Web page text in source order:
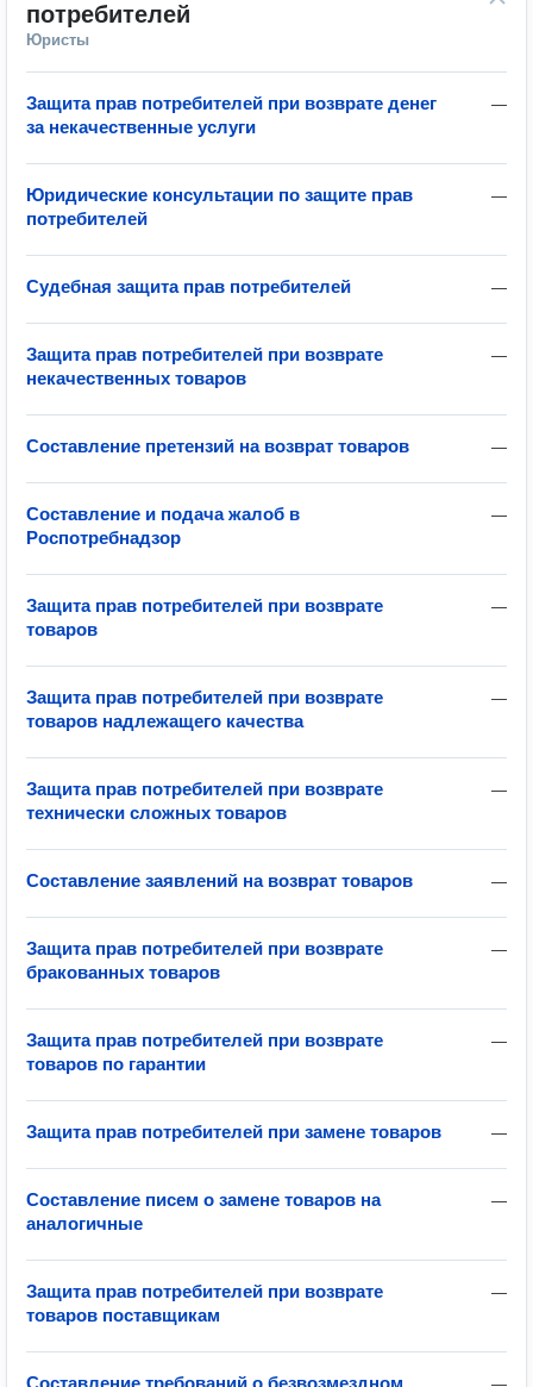
потребителей
Юристы
—
Защита прав потребителей при возврате денег
за некачественные услуги
—
Юридические консультации по защите прав
потребителей
—
Судебная защита прав потребителей
—
Защита прав потребителей при возврате
некачественных товаров
—
Составление претензий на возврат товаров
—
Составление и подача жалоб в
Роспотребнадзор
—
Защита прав потребителей при возврате
товаров
—
Защита прав потребителей при возврате
товаров надлежащего качества
—
Защита прав потребителей при возврате
технически сложных товаров
—
Составление заявлений на возврат товаров
—
Защита прав потребителей при возврате
бракованных товаров
—
Защита прав потребителей при возврате
товаров по гарантии
—
Защита прав потребителей при замене товаров
—
Составление писем о замене товаров на
аналогичные
—
Защита прав потребителей при возврате
товаров поставщикам
Составление требований о безвозмездном